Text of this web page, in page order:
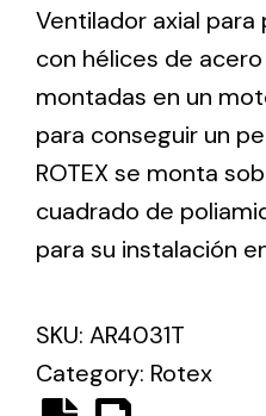
Ventilation
The incorporation of
different uses
Ventilador axial
con hélices de
montadas en un
para conseguir un
ROTEX se monta
cuadrado de
para su instalación
SKU: AR4031T
Category: Rotex